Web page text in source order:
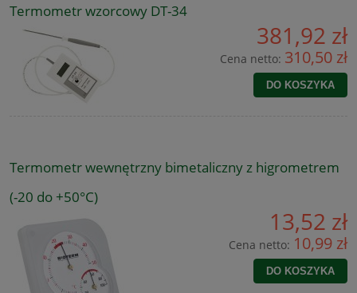
Termometr wzorcowy DT-34
381,92 zł
Cena netto: 310,50 zł
DO KOSZYKA
Termometr wewnętrzny bimetaliczny z higrometrem
(-20 do +50°C)
13,52 zł
Cena netto: 10,99 zł
DO KOSZYKA